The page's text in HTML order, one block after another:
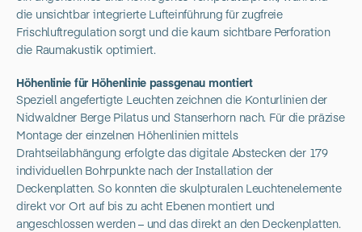
die unsichtbar integrierte Lufteinführung für zugfreie
Frischluftregulation sorgt und die kaum sichtbare Perforation
die Raumakustik optimiert.
Höhenlinie für Höhenlinie passgenau montiert
Speziell angefertigte Leuchten zeichnen die Konturlinien der
Nidwaldner Berge Pilatus und Stanserhorn nach. Für die präzise
Montage der einzelnen Höhenlinien mittels
Drahtseilabhängung erfolgte das digitale Abstecken der 179
individuellen Bohrpunkte nach der Installation der
Deckenplatten. So konnten die skulpturalen Leuchtenelemente
direkt vor Ort auf bis zu acht Ebenen montiert und
angeschlossen werden – und das direkt an den Deckenplatten.